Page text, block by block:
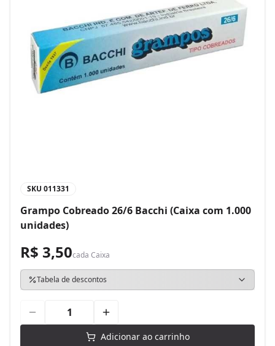
SKU 011331
Grampo Cobreado 26/6 Bacchi (Caixa com 1.000
unidades)
R$ 3,50cada Caixa
Tabela de descontos
Adicionar ao carrinho